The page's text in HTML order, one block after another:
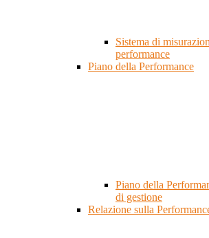
Sistema di
performance
Piano della Performance
Piano della
di gestione
Relazione sulla